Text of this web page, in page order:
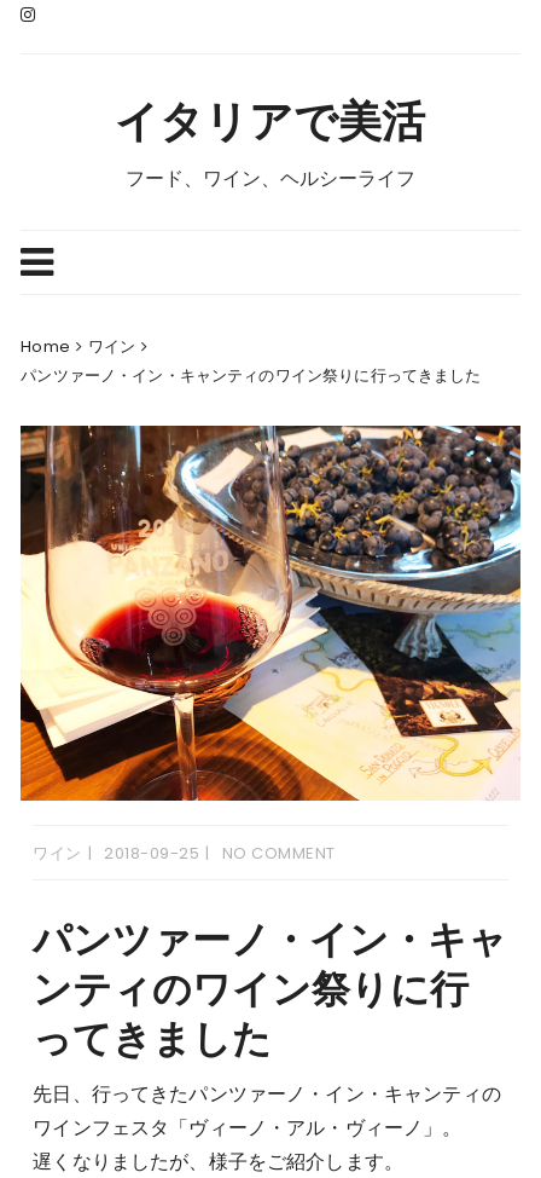
Skip
イタリアで美活
フード、ワイン、ヘルシーライフ
Home
ワイン
パンツァーノ・イン・キャンティのワイン祭りに行ってきました
ワイン 2018-09-25 NO COMMENT
パンツァーノ・イン・キャ
ンティのワイン祭りに行
ってきました
先日、行ってきたパンツァーノ・イン・キャンティの
ワインフェスタ「ヴィーノ・アル・ヴィーノ」。
遅くなりましたが、様子をご紹介します。